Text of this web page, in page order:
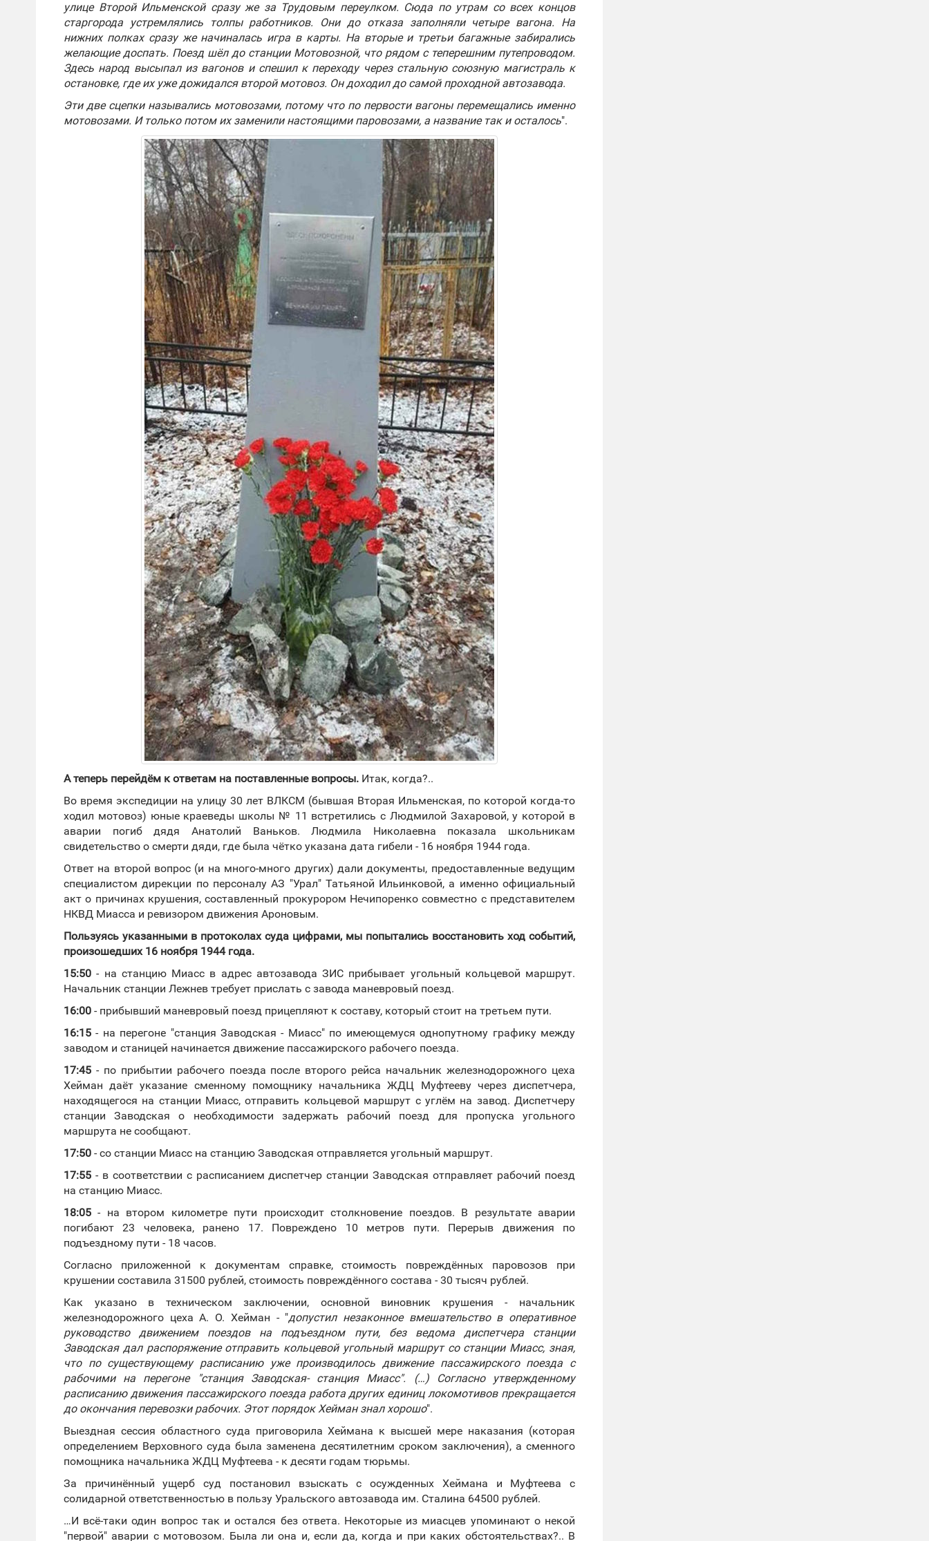
улице Второй Ильменской сразу же за Трудовым переулком. Сюда по утрам со всех концов
старгорода устремлялись толпы работников. Они до отказа заполняли четыре вагона. На
нижних полках сразу же начиналась игра в карты. На вторые и третьи багажные забирались
желающие доспать. Поезд шёл до станции Мотовозной, что рядом с теперешним путепроводом.
Здесь народ высыпал из вагонов и спешил к переходу через стальную союзную магистраль к
остановке, где их уже дожидался второй мотовоз. Он доходил до самой проходной автозавода.
Эти две сцепки назывались мотовозами, потому что по первости вагоны перемещались именно
мотовозами. И только потом их заменили настоящими паровозами, а название так и осталось".
А теперь перейдём к ответам на поставленные вопросы. Итак, когда?..
Во время экспедиции на улицу 30 лет ВЛКСМ (бывшая Вторая Ильменская, по которой когда-то
ходил мотовоз) юные краеведы школы № 11 встретились с Людмилой Захаровой, у которой в
аварии погиб дядя Анатолий Ваньков. Людмила Николаевна показала школьникам
свидетельство о смерти дяди, где была чётко указана дата гибели - 16 ноября 1944 года.
Ответ на второй вопрос (и на много-много других) дали документы, предоставленные ведущим
специалистом дирекции по персоналу АЗ "Урал" Татьяной Ильинковой, а именно официальный
акт о причинах крушения, составленный прокурором Нечипоренко совместно с представителем
НКВД Миасса и ревизором движения Ароновым.
Пользуясь указанными в протоколах суда цифрами, мы попытались восстановить ход событий,
произошедших 16 ноября 1944 года.
15:50 - на станцию Миасс в адрес автозавода ЗИС прибывает угольный кольцевой маршрут.
Начальник станции Лежнев требует прислать с завода маневровый поезд.
16:00 - прибывший маневровый поезд прицепляют к составу, который стоит на третьем пути.
16:15 - на перегоне "станция Заводская - Миасс" по имеющемуся однопутному графику между
заводом и станицей начинается движение пассажирского рабочего поезда.
17:45 - по прибытии рабочего поезда после второго рейса начальник железнодорожного цеха
Хейман даёт указание сменному помощнику начальника ЖДЦ Муфтееву через диспетчера,
находящегося на станции Миасс, отправить кольцевой маршрут с углём на завод. Диспетчеру
станции Заводская о необходимости задержать рабочий поезд для пропуска угольного
маршрута не сообщают.
17:50 - со станции Миасс на станцию Заводская отправляется угольный маршрут.
17:55 - в соответствии с расписанием диспетчер станции Заводская отправляет рабочий поезд
на станцию Миасс.
18:05 - на втором километре пути происходит столкновение поездов. В результате аварии
погибают 23 человека, ранено 17. Повреждено 10 метров пути. Перерыв движения по
подъездному пути - 18 часов.
Согласно приложенной к документам справке, стоимость повреждённых паровозов при
крушении составила 31500 рублей, стоимость повреждённого состава - 30 тысяч рублей.
Как указано в техническом заключении, основной виновник крушения - начальник
железнодорожного цеха А. О. Хейман - "допустил незаконное вмешательство в оперативное
руководство движением поездов на подъездном пути, без ведома диспетчера станции
Заводская дал распоряжение отправить кольцевой угольный маршрут со станции Миасс, зная,
что по существующему расписанию уже производилось движение пассажирского поезда с
рабочими на перегоне "станция Заводская- станция Миасс". (…) Согласно утвержденному
расписанию движения пассажирского поезда работа других единиц локомотивов прекращается
до окончания перевозки рабочих. Этот порядок Хейман знал хорошо".
Выездная сессия областного суда приговорила Хеймана к высшей мере наказания (которая
определением Верховного суда была заменена десятилетним сроком заключения), а сменного
помощника начальника ЖДЦ Муфтеева - к десяти годам тюрьмы.
За причинённый ущерб суд постановил взыскать с осужденных Хеймана и Муфтеева с
солидарной ответственностью в пользу Уральского автозавода им. Сталина 64500 рублей.
…И всё-таки один вопрос так и остался без ответа. Некоторые из миасцев упоминают о некой
"первой" аварии с мотовозом. Была ли она и, если да, когда и при каких обстоятельствах?.. В